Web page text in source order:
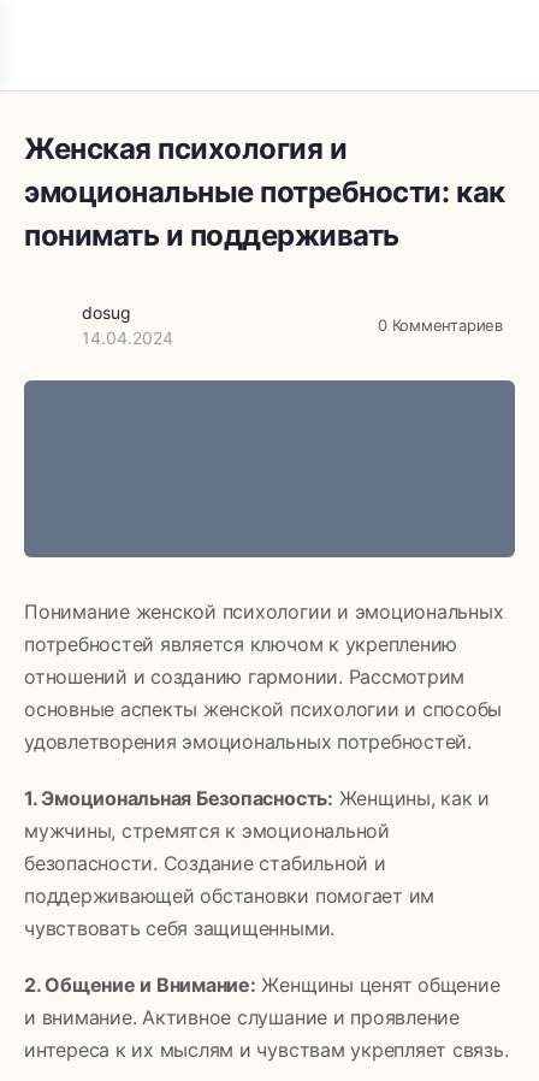
Женская психология и
эмоциональные потребности: как
понимать и поддерживать
dosug
14.04.2024
0 Комментариев
Понимание женской психологии и эмоциональных
потребностей является ключом к укреплению
отношений и созданию гармонии. Рассмотрим
основные аспекты женской психологии и способы
удовлетворения эмоциональных потребностей.
1. Эмоциональная Безопасность: Женщины, как и
мужчины, стремятся к эмоциональной
безопасности. Создание стабильной и
поддерживающей обстановки помогает им
чувствовать себя защищенными.
2. Общение и Внимание: Женщины ценят общение
и внимание. Активное слушание и проявление
интереса к их мыслям и чувствам укрепляет связь.